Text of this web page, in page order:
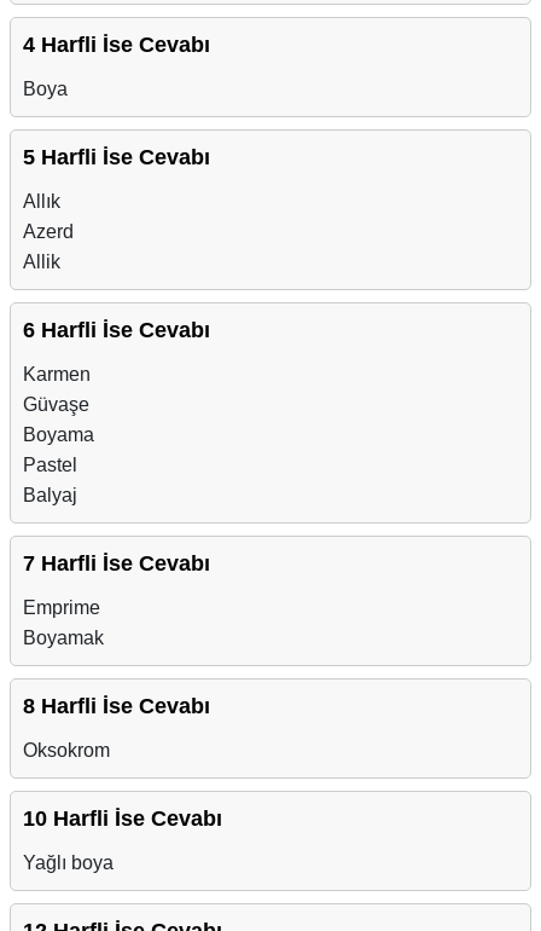
4 Harfli İse Cevabı
Boya
5 Harfli İse Cevabı
Allık
Azerd
Allik
6 Harfli İse Cevabı
Karmen
Güvaşe
Boyama
Pastel
Balyaj
7 Harfli İse Cevabı
Emprime
Boyamak
8 Harfli İse Cevabı
Oksokrom
10 Harfli İse Cevabı
Yağlı boya